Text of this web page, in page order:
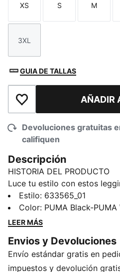
Talla
XS
Talla
S
Talla
M
Talla
3XL
GUIA DE TALLAS
Añadir a la lista deAÑADIR
Devoluciones gratuitas
califiquen
Descripción
HISTORIA DEL PRODUCTO
Luce tu estilo con estos
paneles laterales en
detalle de media cremallera
el logo Cat de PUMA. La
para reuniones casuales. La
lista para acompañarte en
CARACTERÍSTICAS Y
Estilo: 633565_01
Color: PUMA Black-PUMA
LEER MÁS
Envios y Devoluciones
Envío estándar gratis en
impuestos y devolución